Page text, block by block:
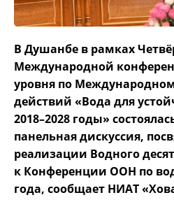
В Душанбе в рамках
Международной
уровня по
действий «Вода для
2018–2028 годы»
панельная дискуссия,
реализации Водного
к Конференции ООН по
года, сообщает НИАТ